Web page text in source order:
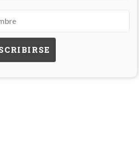
IMAGENES MEDICAS
OBRAS SOCIALES
LABORATORIOS